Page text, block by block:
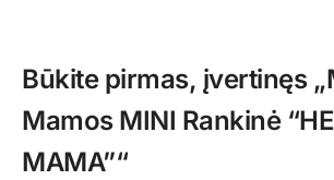
Būkite pirmas, įvertinęs
Mamos MINI Rankinė
MAMA”“